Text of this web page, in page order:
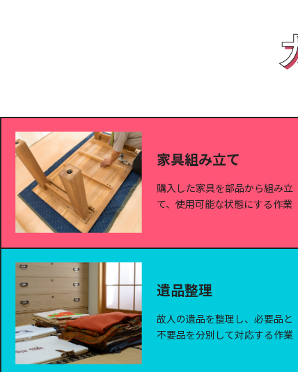
家具組み立て
購入した家具を部品から組み立
て、使用可能な状態にする作業
遺品整理
故人の遺品を整理し、必要品と
不要品を分別して対応する作業